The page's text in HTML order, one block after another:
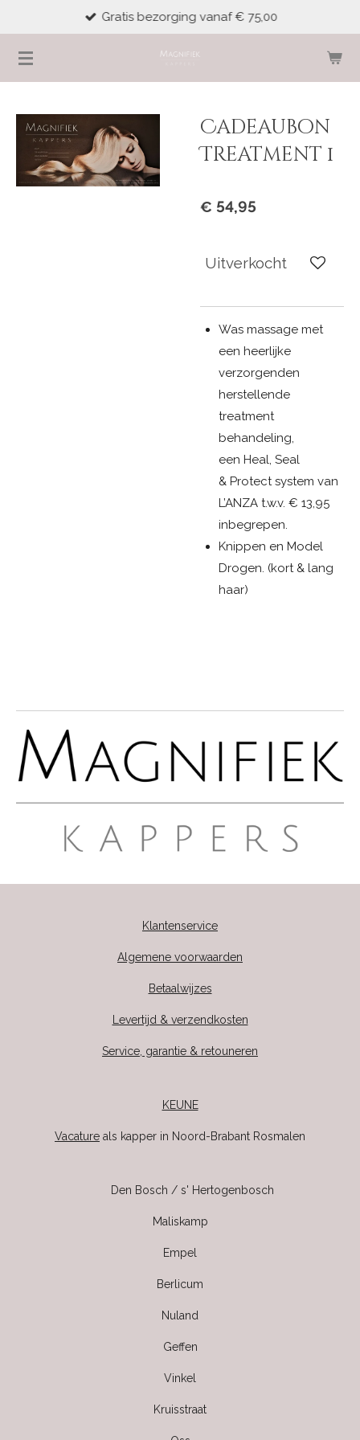
naar
de
Gratis bezorging vanaf € 75,00
Cadeaubon
Treatment 1
€ 54,95
Uitverkocht
Was massage met
een heerlijke
verzorgenden
herstellende
treatment
behandeling,
een Heal, Seal
& Protectsystem van
L’ANZA t.w.v. € 13,95
inbegrepen.
Knippen en Model
Drogen. (kort & lang
haar)
Klantenservice
Algemene voorwaarden
Betaalwijzes
Levertijd & verzendkosten
Service, garantie & retouneren
KEUNE
Vacature als kapper in Noord-Brabant Rosmalen
Den Bosch / s' Hertogenbosch
Maliskamp
Empel
Berlicum
Nuland
Geffen
Vinkel
Kruisstraat